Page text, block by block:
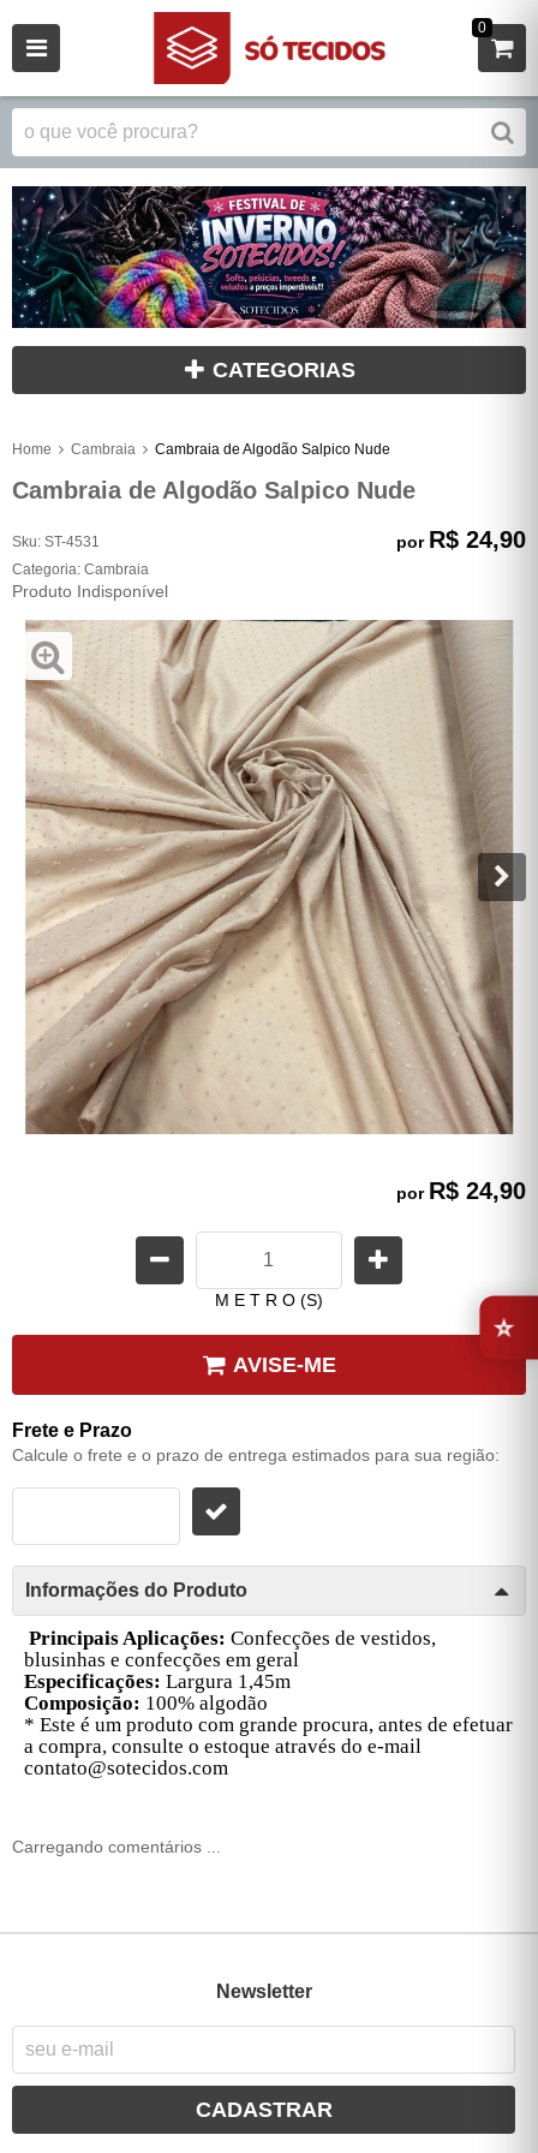
0
CATEGORIAS
Home Cambraia Cambraia de Algodão Salpico Nude
Cambraia de Algodão Salpico Nude
Sku: ST-4531
Categoria: Cambraia
Produto Indisponível
por R$ 24,90
por R$ 24,90
M E T R O (S)
AVISE-ME
Frete e Prazo
Calcule o frete e o prazo de entrega estimados para sua região:
Informações do Produto
Principais Aplicações: Confecções de vestidos,
blusinhas e confecções em geral
Especificações: Largura 1,45m
Composição: 100% algodão
* Este é um produto com grande procura, antes de efetuar
a compra, consulte o estoque através do e-mail
contato@sotecidos.com
Carregando comentários ...
Newsletter
CADASTRAR
⭐